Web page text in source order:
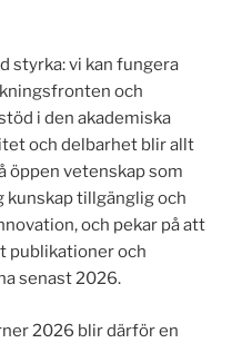
styrka: vi kan fungera
och
i den akademiska
och delbarhet blir allt
öppen vetenskap som
tillgänglig och
och pekar på att
publikationer och
senast 2026.
2026 blir därför en